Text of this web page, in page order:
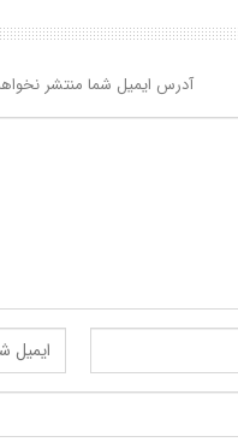
آدرس ایمیل شما منتشر